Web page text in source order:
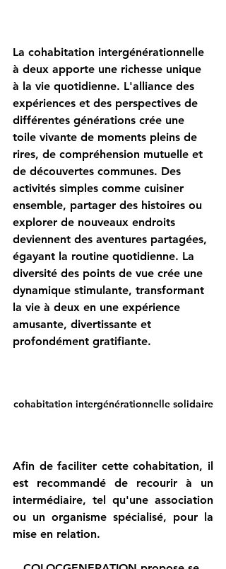
La cohabitation intergénérationnelle
à deux apporte une richesse unique
à la vie quotidienne. L'alliance des
expériences et des perspectives de
différentes générations crée une
toile vivante de moments pleins de
rires, de compréhension mutuelle et
de découvertes communes. Des
activités simples comme cuisiner
ensemble, partager des histoires ou
explorer de nouveaux endroits
deviennent des aventures partagées,
égayant la routine quotidienne. La
diversité des points de vue crée une
dynamique stimulante, transformant
la vie à deux en une expérience
amusante, divertissante et
profondément gratifiante.
cohabitation intergénérationnelle solidaire
Afin de faciliter cette cohabitation, il
est recommandé de recourir à un
intermédiaire, tel qu'une association
ou un organisme spécialisé, pour la
mise en relation.